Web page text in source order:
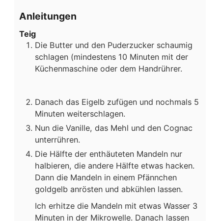
Anleitungen
Teig
Die Butter und den Puderzucker schaumig
schlagen (mindestens 10 Minuten mit der
Küchenmaschine oder dem Handrührer.
Danach das Eigelb zufügen und nochmals 5
Minuten weiterschlagen.
Nun die Vanille, das Mehl und den Cognac
unterrühren.
Die Hälfte der enthäuteten Mandeln nur
halbieren, die andere Hälfte etwas hacken.
Dann die Mandeln in einem Pfännchen
goldgelb anrösten und abkühlen lassen.
Ich erhitze die Mandeln mit etwas Wasser 3
Minuten in der Mikrowelle. Danach lassen